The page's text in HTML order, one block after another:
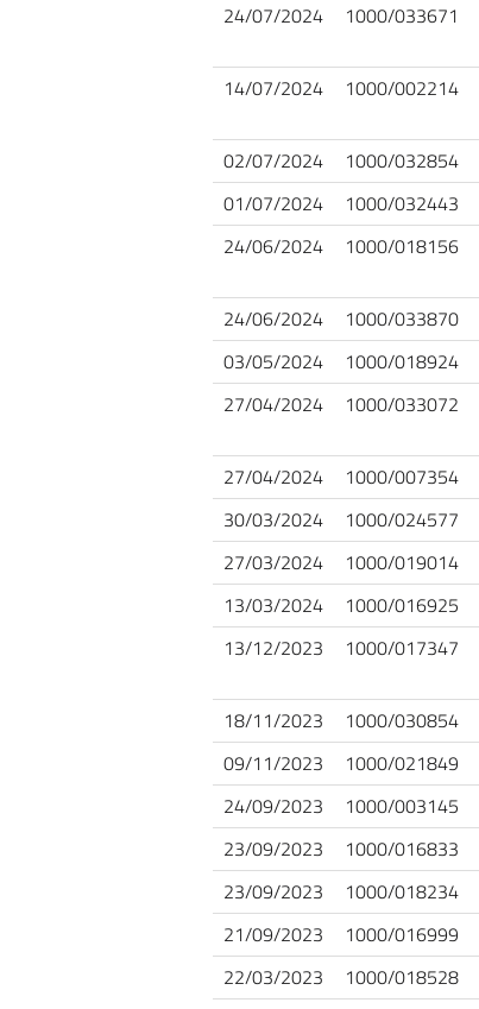
24/07/2024
1000/033671
14/07/2024 1000/002214
02/07/2024 1000/032854
01/07/2024
1000/032443
24/06/2024
1000/018156
24/06/2024 1000/033870
03/05/2024
1000/018924
27/04/2024
1000/033072
27/04/2024 1000/007354
30/03/2024
1000/024577
27/03/2024
1000/019014
13/03/2024
1000/016925
13/12/2023
1000/017347
18/11/2023 1000/030854
09/11/2023
1000/021849
24/09/2023
1000/003145
23/09/2023
1000/016833
23/09/2023
1000/018234
21/09/2023
1000/016999
22/03/2023
1000/018528